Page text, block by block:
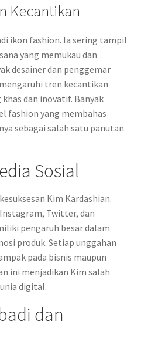
Kecantikan
ikon fashion. Ia sering tampil
yang memukau dan
desainer dan penggemar
tren kecantikan
dan inovatif. Banyak
fashion yang membahas
sebagai salah satu panutan
Sosial
Kim Kardashian.
Twitter, dan
pengaruh besar dalam
produk. Setiap unggahan
pada bisnis maupun
ini menjadikan Kim salah
digital.
dan